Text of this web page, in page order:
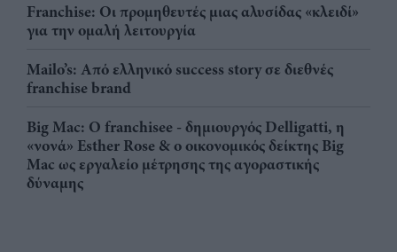
Franchise: Οι προμηθευτές μιας αλυσίδας «κλειδί»
για την ομαλή λειτουργία
Mailo’s: Από ελληνικό success story σε διεθνές
franchise brand
Big Mac: Ο franchisee - δημιουργός Delligatti, η
«νονά» Esther Rose & ο οικονομικός δείκτης Big
Mac ως εργαλείο μέτρησης της αγοραστικής
δύναμης